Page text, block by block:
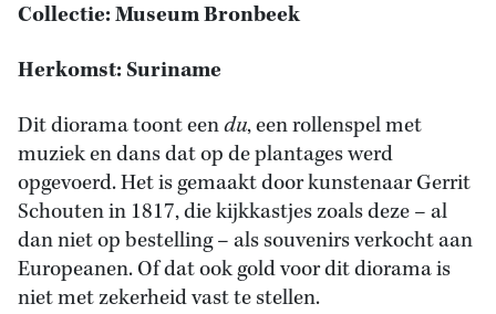
Collectie: Museum Bronbeek
Herkomst: Suriname
Dit diorama toont eendu, een rollenspel met
muziek en dans dat op de plantages werd
opgevoerd. Het is gemaakt door kunstenaar Gerrit
Schouten in 1817, die kijkkastjes zoals deze – al
dan niet op bestelling – als souvenirs verkocht aan
Europeanen. Of dat ook gold voor dit diorama is
niet met zekerheid vast te stellen.